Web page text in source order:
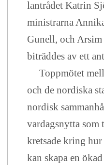
lantrådet Katrin
ministrarna
Gunell, och Arsim
biträddes av ett
Toppmötet
och de nordiska
nordisk
vardagsnytta som
kretsade kring
kan skapa en